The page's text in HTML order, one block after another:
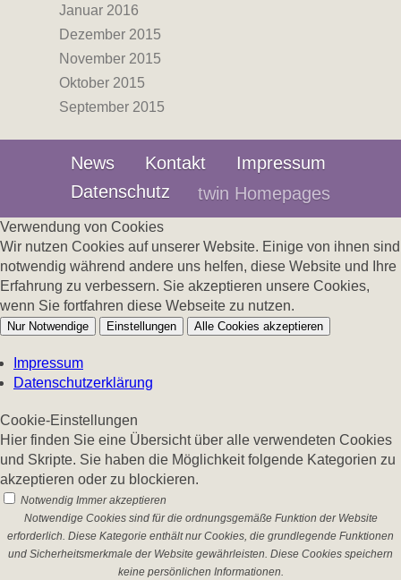
Januar 2016
Dezember 2015
November 2015
Oktober 2015
September 2015
News Kontakt
Impressum
Datenschutz
twin Homepages
Verwendung von Cookies
Wir nutzen Cookies auf unserer Website. Einige von ihnen sind
notwendig während andere uns helfen, diese Website und Ihre
Erfahrung zu verbessern. Sie akzeptieren unsere Cookies,
wenn Sie fortfahren diese Webseite zu nutzen.
Nur Notwendige Einstellungen Alle Cookies akzeptieren
Impressum
Datenschutzerklärung
Cookie-Einstellungen
Hier finden Sie eine Übersicht über alle verwendeten Cookies
und Skripte. Sie haben die Möglichkeit folgende Kategorien zu
akzeptieren oder zu blockieren.
Notwendig Immer akzeptieren
Notwendige Cookies sind für die ordnungsgemäße Funktion der Website
erforderlich. Diese Kategorie enthält nur Cookies, die grundlegende Funktionen
und Sicherheitsmerkmale der Website gewährleisten. Diese Cookies speichern
keine persönlichen Informationen.